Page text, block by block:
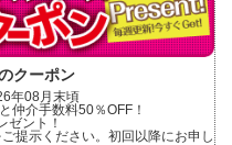
クーポン
年08月末頃
仲介手数料50％OFF！
ゼント！
提示ください。初回以降にお申し